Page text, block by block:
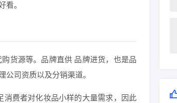
看。
货源等。品牌直供 品牌进货，也是品
司资质以及分销渠道。
费者对化妆品小样的大量需求，因此